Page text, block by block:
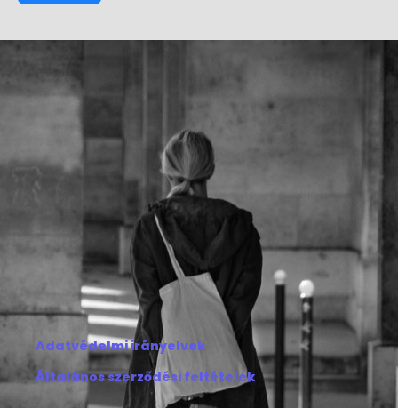
Adatvédelmi irányelvek
Általános szerződési feltételek